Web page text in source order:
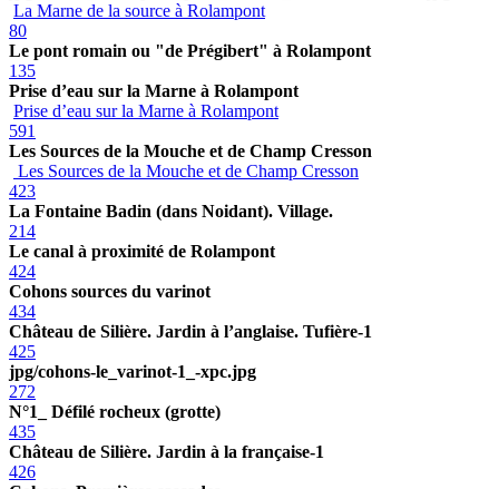
La Marne de la source à Rolampont
80
Le pont romain ou "de Prégibert" à Rolampont
135
Prise d’eau sur la Marne à Rolampont
Prise d’eau sur la Marne à Rolampont
591
Les Sources de la Mouche et de Champ Cresson
Les Sources de la Mouche et de Champ Cresson
423
La Fontaine Badin (dans Noidant). Village.
214
Le canal à proximité de Rolampont
424
Cohons sources du varinot
434
Château de Silière. Jardin à l’anglaise. Tufière-1
425
jpg/cohons-le_varinot-1_-xpc.jpg
272
N°1_ Défilé rocheux (grotte)
435
Château de Silière. Jardin à la française-1
426